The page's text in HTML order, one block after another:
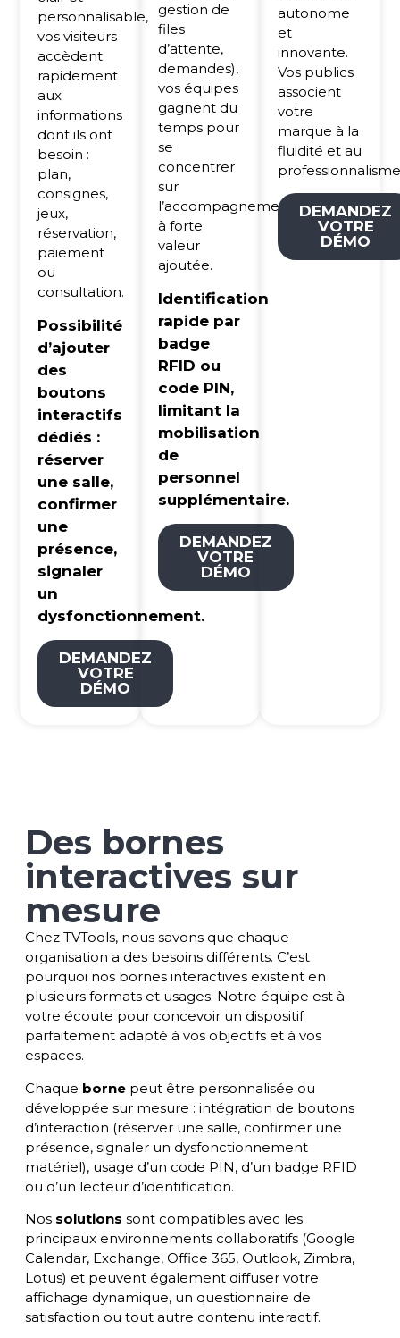
personnalisable,
vos visiteurs
accèdent
rapidement
aux
informations
dont ils ont
besoin :
plan,
consignes,
jeux,
réservation,
paiement
ou
consultation.
Possibilité
d’ajouter
des
boutons
interactifs
dédiés :
réserver
une salle,
confirmer
une
présence,
signaler
un
dysfonctionnement.
DEMANDEZ
VOTRE
DÉMO
gestion de
files
d’attente,
demandes),
vos équipes
gagnent du
temps pour
se
concentrer
sur
l’accompagnement
à forte
valeur
ajoutée.
Identification
rapide par
badge
RFID ou
code PIN,
limitant la
mobilisation
de
personnel
supplémentaire.
DEMANDEZ
VOTRE
DÉMO
autonome
et
innovante.
Vos publics
associent
votre
marque à la
fluidité et au
DEMANDEZ
VOTRE
DÉMO
Des bornes
interactives sur
mesure
Chez TVTools, nous savons que chaque
organisation a des besoins différents. C’est
pourquoi nos bornes interactives existent en
plusieurs formats et usages. Notre équipe est à
votre écoute pour concevoir un dispositif
parfaitement adapté à vos objectifs et à vos
espaces.
Chaque bornepeut être personnalisée ou
développée sur mesure : intégration de boutons
d’interaction (réserver une salle, confirmer une
présence, signaler un dysfonctionnement
matériel), usage d’un code PIN, d’un badge RFID
ou d’un lecteur d’identification.
Nos solutions sont compatibles avec les
principaux environnements collaboratifs (Google
Calendar, Exchange, Office 365, Outlook, Zimbra,
Lotus) et peuvent également diffuser votre
affichage dynamique, un questionnaire de
satisfaction ou tout autre contenu interactif.